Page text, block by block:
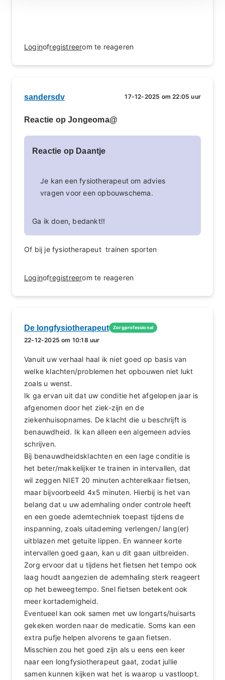
Loginofregistreerom te reageren
sandersdv 17-12-2025 om 22:05 uur
Reactie op Jongeoma@
Reactie op Daantje
Je kan een fysiotherapeut om advies
vragen voor een opbouwschema.
Ga ik doen, bedankt!!
Of bij je fysiotherapeut trainen sporten
Loginofregistreerom te reageren
De longfysiotherapeut Zorgprofessional
22-12-2025 om 10:18 uur
Vanuit uw verhaal haal ik niet goed op basis van
welke klachten/problemen het opbouwen niet lukt
zoals u wenst.
Ik ga ervan uit dat uw conditie het afgelopen jaar is
afgenomen door het ziek-zijn en de
ziekenhuisopnames. De klacht die u beschrijft is
benauwdheid. Ik kan alleen een algemeen advies
schrijven.
Bij benauwdheidsklachten en een lage conditie is
het beter/makkelijker te trainen in intervallen, dat
wil zeggen NIET 20 minuten achterelkaar fietsen,
maar bijvoorbeeld 4x5 minuten. Hierbij is het van
belang dat u uw ademhaling onder controle heeft
en een goede ademtechniek toepast tijdens de
inspanning, zoals uitademing verlengen/ lang(er)
uitblazen met getuite lippen. En wanneer korte
intervallen goed gaan, kan u dit gaan uitbreiden.
Zorg ervoor dat u tijdens het fietsen het tempo ook
laag houdt aangezien de ademhaling sterk reageert
op het beweegtempo. Snel fietsen betekent ook
meer kortademigheid.
Eventueel kan ook samen met uw longarts/huisarts
gekeken worden naar de medicatie. Soms kan een
extra pufje helpen alvorens te gaan fietsen.
Misschien zou het goed zijn als u eens een keer
naar een longfysiotherapeut gaat, zodat jullie
samen kunnen kijken wat het is waarop u vastloopt.